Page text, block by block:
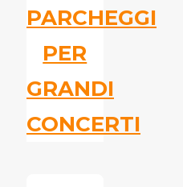
PARCHEGGI
PER
GRANDI
CONCERTI